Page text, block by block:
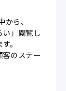
ら、
い」閲覧し
。
のステー